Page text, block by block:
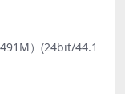
）(24bit/44.1